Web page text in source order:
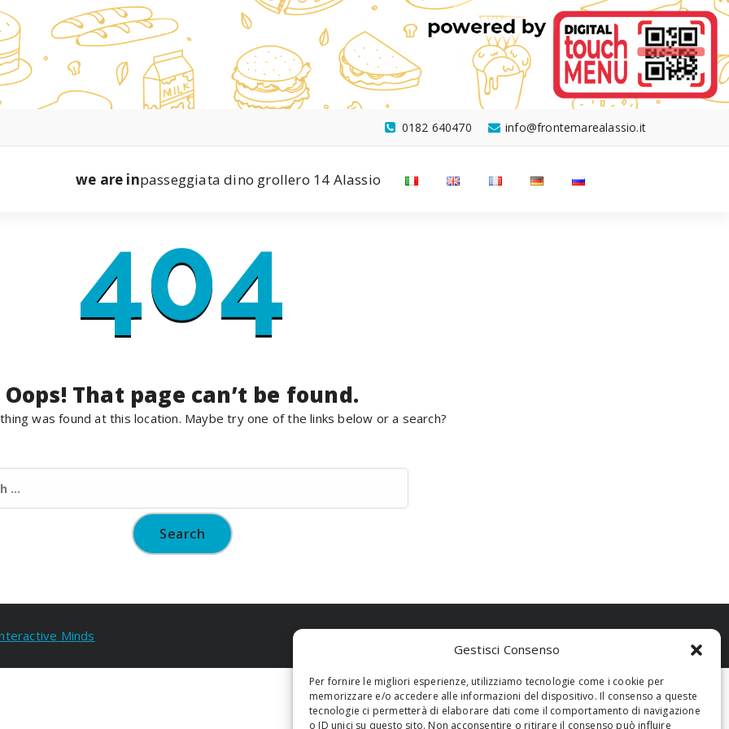
Gestisci Consenso
Per fornire le migliori esperienze, utilizziamo tecnologie come i cookie per
memorizzare e/o accedere alle informazioni del dispositivo. Il consenso a queste
tecnologie ci permetterà di elaborare dati come il comportamento di navigazione
o ID unici su questo sito. Non acconsentire o ritirare il consenso può influire
info@frontemarealassio.it
0182 640470
we are inpasseggiata dino grollero 14 Alassio
404
Oops! That page can’t be found.
was found at this location. Maybe try one of the links below or a search?
Minds